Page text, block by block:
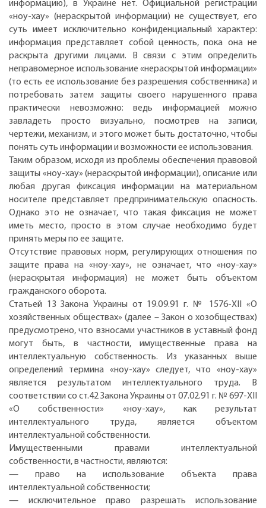
информацию), в Украине нет. Официальной регистрации
«ноу-хау» (нераскрытой информации) не существует, его
суть имеет исключительно конфиденциальный характер:
информация представляет собой ценность, пока она не
раскрыта другими лицами. В связи с этим определить
неправомерное использование «нераскрытой информации»
(то есть ее использование без разрешения собственника) и
потребовать затем защиты своего нарушенного права
практически невозможно: ведь информацией можно
завладеть просто визуально, посмотрев на записи,
чертежи, механизм, и этого может быть достаточно, чтобы
понять суть информации и возможности ее использования.
Таким образом, исходя из проблемы обеспечения правовой
защиты «ноу-хау» (нераскрытой информации), описание или
любая другая фиксация информации на материальном
носителе представляет предпринимательскую опасность.
Однако это не означает, что такая фиксация не может
иметь место, просто в этом случае необходимо будет
принять меры по ее защите.
Отсутствие правовых норм, регулирующих отношения по
защите права на «ноу-хау», не означает, что «ноу-хау»
(нераскрытая информация) не может быть объектом
гражданского оборота.
Статьей 13 Закона Украины от 19.09.91 г. № 1576-ХІІ «О
хозяйственных обществах» (далее – Закон о хозобществах)
предусмотрено, что взносами участников в уставный фонд
могут быть, в частности, имущественные права на
интеллектуальную собственность. Из указанных выше
определений термина «ноу-хау» следует, что «ноу-хау»
является результатом интеллектуального труда. В
соответствии со ст.42 Закона Украины от 07.02.91 г. № 697-ХІІ
«О собственности» «ноу-хау», как результат
интеллектуального труда, является объектом
интеллектуальной собственности.
Имущественными правами интеллектуальной
собственности, в частности, являются:
— право на использование объекта права
интеллектуальной собственности;
— исключительное право разрешать использование